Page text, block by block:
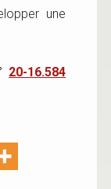
une
20-16.584